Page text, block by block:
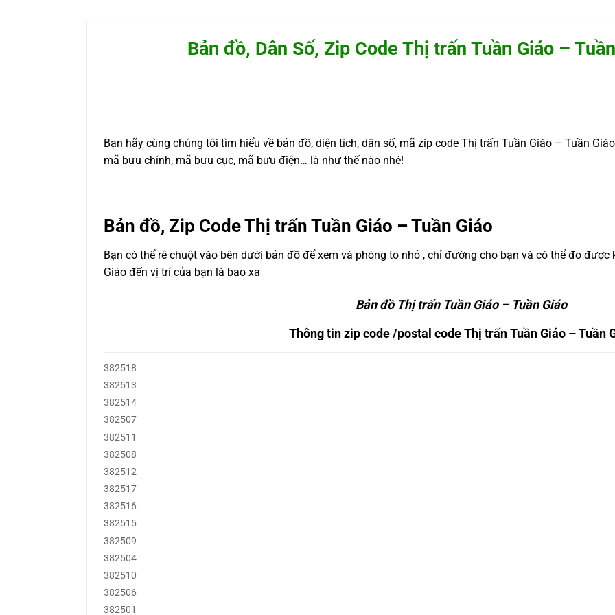
Bản đồ, Dân Số, Zip Code Thị trấn Tuần Giáo –
Bạn hãy cùng chúng tôi tìm hiểu về bản đồ, diện tích, dân số, mã zip code Thị trấn Tuần Giáo – Tuần
mã bưu chính, mã bưu cục, mã bưu điện… là như thế nào nhé!
Bản đồ, Zip Code Thị trấn Tuần Giáo – Tuần Giáo
Bạn có thể rê chuột vào bên dưới bản đồ để xem và phóng to nhỏ , chỉ đường cho bạn và có thể đo
Giáo đến vị trí của bạn là bao xa
Bản đồ Thị trấn Tuần Giáo – Tuần Giáo
Thông tin zip code /postal code Thị trấn Tuần Giáo – Tuần
382518
382513
382514
382507
382511
382508
382512
382517
382516
382515
382509
382504
382510
382506
382501